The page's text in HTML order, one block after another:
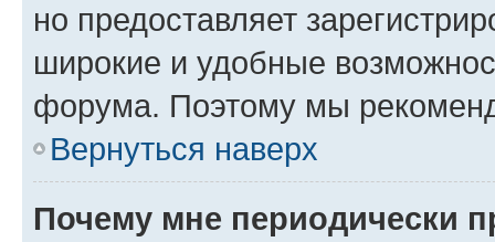
но предоставляет
широкие и удобные
форума. Поэтому мы
Вернуться наверх
Почему мне периодически